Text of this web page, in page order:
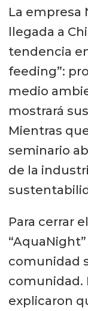
La empresa
llegada a
tendencia
feeding”:
medio
mostrará
Mientras
seminario
de la
Para cerrar
comunidad
comunidad.
explicaron